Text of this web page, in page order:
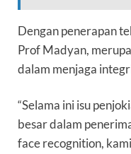
Dengan penerapan
Prof Madyan,
dalam menjaga
“Selama ini isu
besar dalam
face recognition,